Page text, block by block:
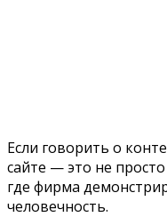
Если говорить о
сайте — это не
где фирма
человечность.